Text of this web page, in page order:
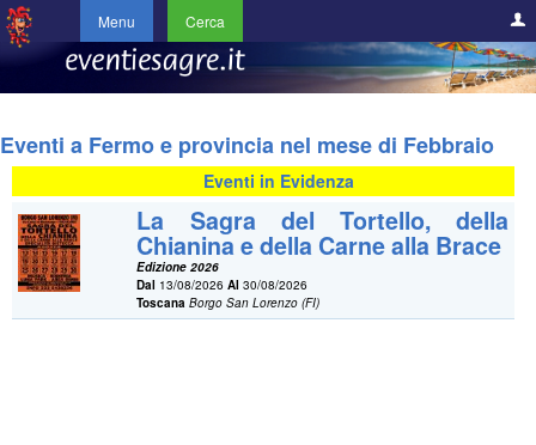
Menu Cerca
Eventi a Fermo e provincia nel mese di Febbraio
Eventi in Evidenza
La Sagra del Tortello, della
Chianina e della Carne alla Brace
Edizione 2026
Dal 13/08/2026Al 30/08/2026
Toscana Borgo San Lorenzo (FI)